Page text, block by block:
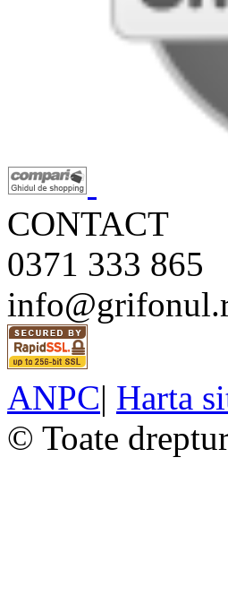
CONTACT
0371 333 865
ANPC| Harta
© Toate